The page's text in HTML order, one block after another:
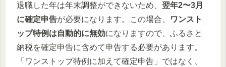
退職した年は年末調整ができないため、 翌年2〜3月
に確定申告が必要になります。この場合、
ワンスト
ップ特例は自動的に無効になりますので、ふるさと
納税を確定申告に含めて申告する必要があります。
「ワンストップ特例に加えて確定申告」ではなく、